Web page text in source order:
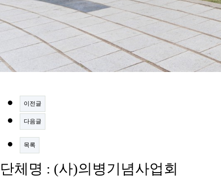
이전글
다음글
목록
단체명 : (사)의병기념사업회